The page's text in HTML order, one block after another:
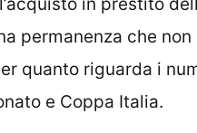
in prestito
permanenza che
quanto riguarda i
e Coppa Italia.